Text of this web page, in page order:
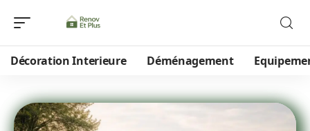
Décoration Interieure Déménagement